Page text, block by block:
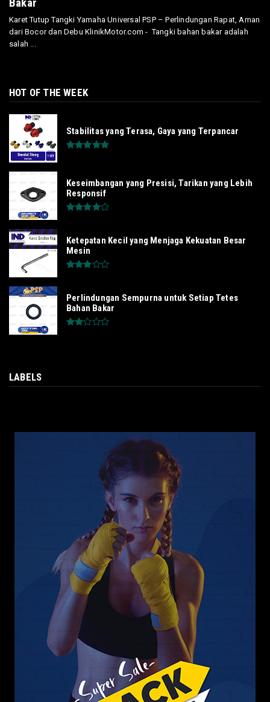
Karet Tutup Tangki Yamaha Universal PSP – Perlindungan Rapat, Aman
dari Bocor dan Debu KlinikMotor.com - Tangki bahan bakar adalah
salah ...
HOT OF THE WEEK
Stabilitas yang Terasa, Gaya yang Terpancar
Keseimbangan yang Presisi, Tarikan yang Lebih
Responsif
Ketepatan Kecil yang Menjaga Kekuatan Besar
Mesin
Perlindungan Sempurna untuk Setiap Tetes
Bahan Bakar
LABELS